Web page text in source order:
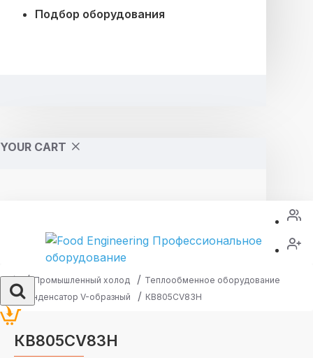
Подбор оборудования
YOUR CART
Промышленный холод
Теплообменное оборудование
Конденсатор V-образный
КВ805CV83H
КВ805CV83H